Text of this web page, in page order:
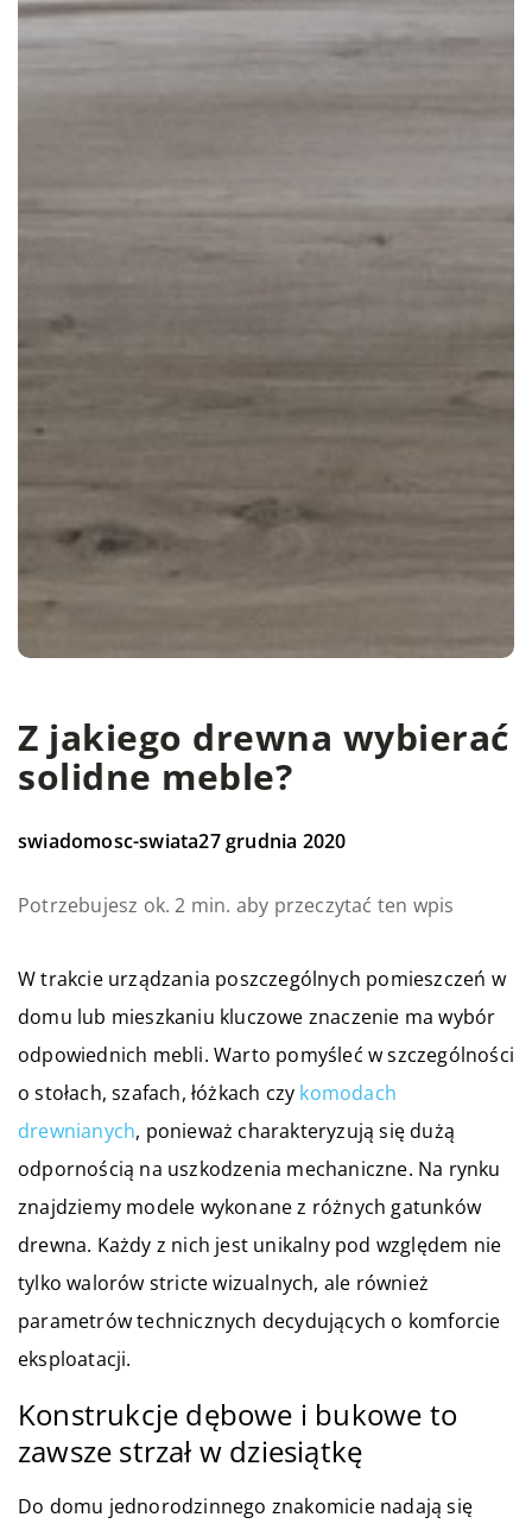
Z jakiego drewna wybierać
solidne meble?
swiadomosc-swiata27 grudnia 2020
Potrzebujesz ok. 2 min. aby przeczytać ten wpis
W trakcie urządzania poszczególnych pomieszczeń w
domu lub mieszkaniu kluczowe znaczenie ma wybór
odpowiednich mebli. Warto pomyśleć w szczególności
o stołach, szafach, łóżkach czy komodach
drewnianych, ponieważ charakteryzują się dużą
odpornością na uszkodzenia mechaniczne. Na rynku
znajdziemy modele wykonane z różnych gatunków
drewna. Każdy z nich jest unikalny pod względem nie
tylko walorów stricte wizualnych, ale również
parametrów technicznych decydujących o komforcie
eksploatacji.
Konstrukcje dębowe i bukowe to
zawsze strzał w dziesiątkę
Do domu jednorodzinnego znakomicie nadają się